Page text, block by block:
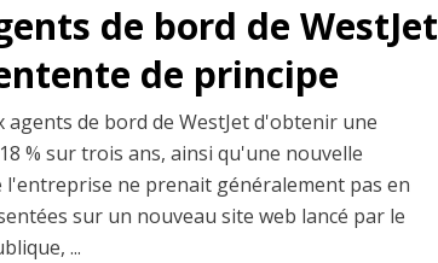
de bord de WestJet
de principe
de bord de WestJet d'obtenir une
% sur trois ans, ainsi qu'une nouvelle
ne prenait généralement pas en
sur un nouveau site web lancé par le
...